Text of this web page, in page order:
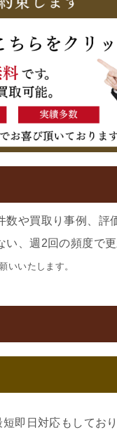
や買取り事例、評
、週2回の頻度で更
いいたします。
即日対応もしてお